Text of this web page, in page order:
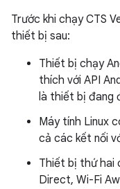
Trước khi chạy CTS
thiết bị sau:
Thiết bị chạy
thích với API
là thiết bị đang
Máy tính Linux
cả các kết nối
Thiết bị thứ hai
Direct, Wi-Fi